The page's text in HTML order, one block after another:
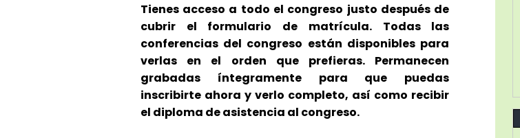
Tienes acceso a todo el congreso justo después de
cubrir el formulario de matrícula. Todas las
conferencias del congreso están disponibles para
verlas en el orden que prefieras. Permanecen
grabadas íntegramente para que puedas
inscribirte ahora y verlo completo, así como recibir
el diploma de asistencia al congreso.